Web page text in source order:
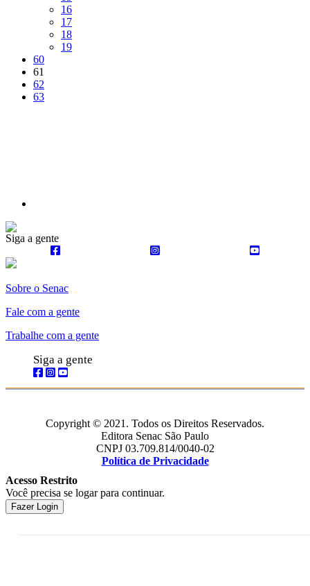
Página
16
Página
17
Página
18
Página
19
Página
60
Página
61
Página
62
Página
63
Siga a gente
Sobre o Senac
Fale com a gente
Trabalhe com a gente
Siga a gente
Copyright © 2021. Todos os Direitos Reservados.
Editora Senac São Paulo
CNPJ 03.709.814/0040-02
Política de Privacidade
Acesso Restrito
Você precisa se logar para continuar.
Fazer Login